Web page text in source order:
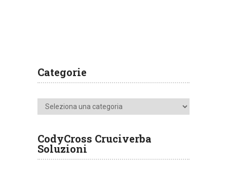
Categorie
Categorie
CodyCross Cruciverba
Soluzioni